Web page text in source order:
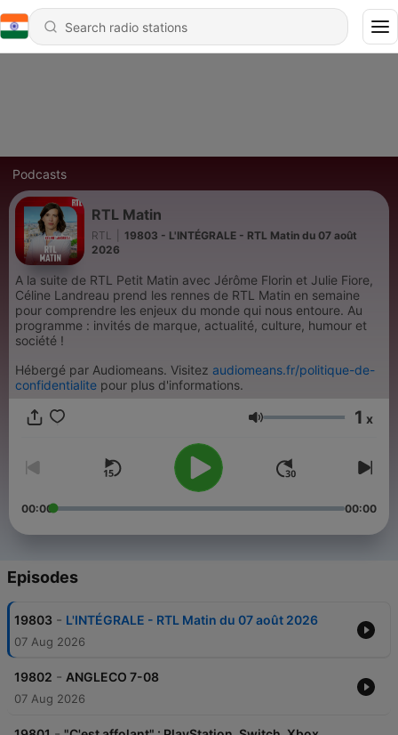
Podcasts
RTL Matin
RTL
19803 - L'INTÉGRALE - RTL Matin du 07 août
2026
A la suite de RTL Petit Matin avec Jérôme Florin et Julie Fiore,
Céline Landreau prend les rennes de RTL Matin en semaine
pour comprendre les enjeux du monde qui nous entoure. Au
programme : invités de marque, actualité, culture, humour et
société !
Hébergé par Audiomeans. Visitez audiomeans.fr/politique-de-
confidentialite pour plus d'informations.
Volume 1 x
00:00 00:00
Episodes
19803 - L'INTÉGRALE - RTL Matin du 07 août 2026
07 Aug 2026
19802 - ANGLECO 7-08
07 Aug 2026